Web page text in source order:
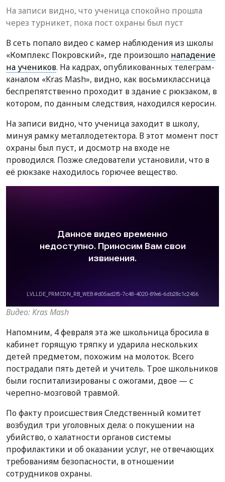
На записи видно, что ученица спокойно прошла
через турникет, пока пост охраны был пуст
В сеть попало видео с камер наблюдения из школы
«Комплекс Покровский», где произошло нападение
на учеников. На кадрах, опубликованных телеграм-
каналом «Kras Mash», видно, как восьмиклассница
беспрепятственно проходит в здание с рюкзаком, в
котором, по данным следствия, находился керосин.
На записи видно, что ученица заходит в школу,
минуя рамку металлодетектора. В этот момент пост
охраны был пуст, и досмотр на входе не
проводился. Позже следователи установили, что в
её рюкзаке находилось горючее вещество.
Видео: Kras Mash
Напомним, 4 февраля эта же школьница бросила в
кабинет горящую тряпку и ударила нескольких
детей предметом, похожим на молоток. Всего
пострадали пять детей и учитель. Трое школьников
были госпитализированы с ожогами, двое — с
черепно-мозговой травмой.
По факту происшествия Следственный комитет
возбудил три уголовных дела: о покушении на
убийство, о халатности органов системы
профилактики и об оказании услуг, не отвечающих
требованиям безопасности, в отношении
сотрудников охраны.